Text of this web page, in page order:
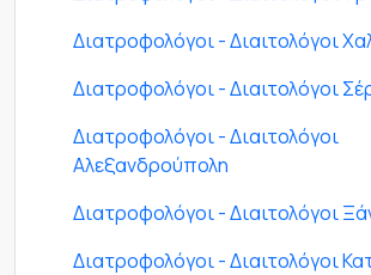
Διατροφολόγοι - Διαιτολόγοι
Διατροφολόγοι - Διαιτολόγοι
Διατροφολόγοι - Διαιτολόγοι
Αλεξανδρούπολη
Διατροφολόγοι - Διαιτολόγοι
Διατροφολόγοι - Διαιτολόγοι